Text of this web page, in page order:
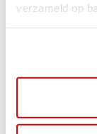
verzameld op